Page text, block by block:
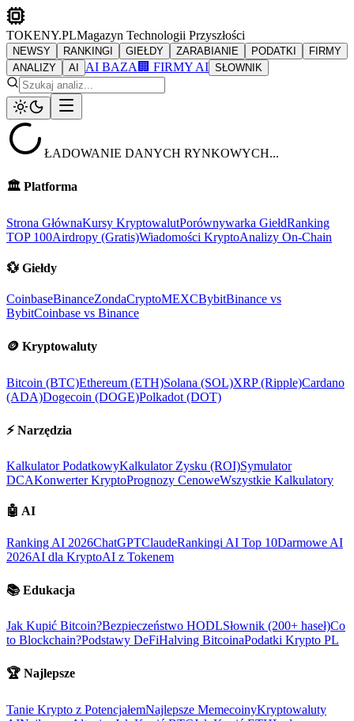
TOKENY.PLMagazyn Technologii Przyszłości
NEWSY RANKINGI GIEŁDY ZARABIANIE PODATKI
FIRMY
ANALIZY
AI AI BAZA 🏢 FIRMY AI SŁOWNIK
ŁADOWANIE DANYCH RYNKOWYCH...
🏛️ Platforma
Strona GłównaKursy KryptowalutPorównywarka GiełdRanking
TOP 100Airdropy (Gratis)Wiadomości KryptoAnalizy On-Chain
💱 Giełdy
CoinbaseBinanceZondaCryptoMEXCBybitBinance vs
BybitCoinbase vs Binance
🪙 Kryptowaluty
Bitcoin (BTC)Ethereum (ETH)Solana (SOL)XRP (Ripple)Cardano
(ADA)Dogecoin (DOGE)Polkadot (DOT)
⚡ Narzędzia
Kalkulator PodatkowyKalkulator Zysku (ROI)Symulator
DCAKonwerter KryptoPrognozy CenoweWszystkie Kalkulatory
🤖 AI
Ranking AI 2026ChatGPTClaudeRankingi AI Top 10Darmowe AI
2026AI dla KryptoAI z Tokenem
📚 Edukacja
Jak Kupić Bitcoin?Bezpieczeństwo HODLSłownik (200+ haseł)Co
to Blockchain?Podstawy DeFiHalving BitcoinaPodatki Krypto PL
🏆 Najlepsze
Tanie Krypto z PotencjałemNajlepsze MemecoinyKryptowaluty